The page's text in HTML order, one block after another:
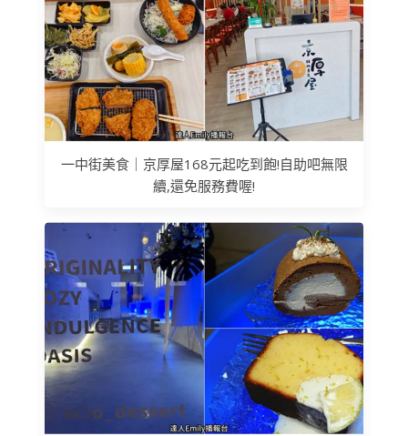
一中街美食｜京厚屋168元起吃到飽!自助吧無限
續,還免服務費喔!